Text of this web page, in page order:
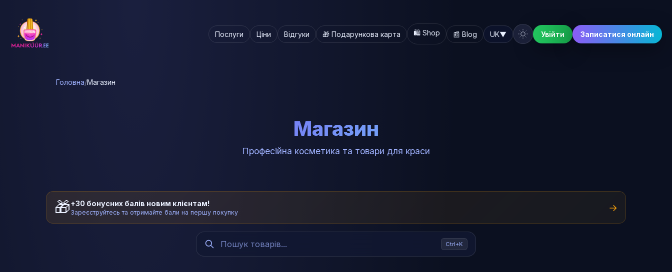
Послуги Ціни Відгуки 🎁 Подарункова карта 🛍️ Shop 📰 Blog UK▼ Увійти Записатися онлайн
Головна/Магазин
Магазин
Професійна косметика та товари для краси
🎁+30 бонусних балів новим клієнтам!
Зареєструйтесь та отримайте бали на першу покупку →
Ctrl+K